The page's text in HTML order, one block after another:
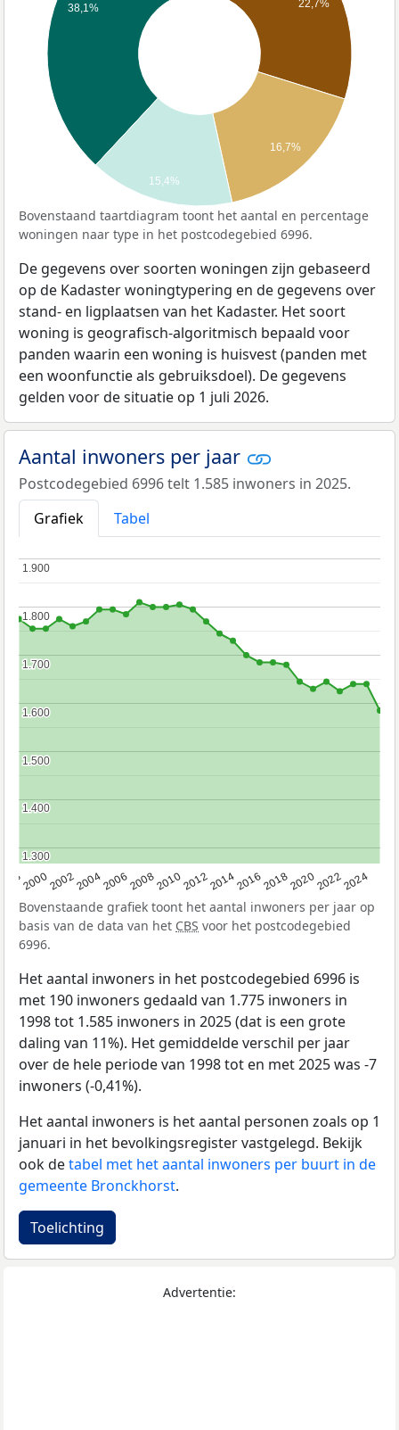
22,7%
16,7%
38,1%
15,4%
Bovenstaand taartdiagram toont het aantal en percentage
woningen naar type in het postcodegebied 6996.
De gegevens over soorten woningen zijn gebaseerd
op de Kadaster woningtypering en de gegevens over
stand- en ligplaatsen van het Kadaster. Het soort
woning is geografisch-algoritmisch bepaald voor
panden waarin een woning is huisvest (panden met
een woonfunctie als gebruiksdoel). De gegevens
gelden voor de situatie op 1 juli 2026.
Aantal inwoners per jaar
Postcodegebied 6996 telt 1.585 inwoners in 2025.
Grafiek
Tabel
2000200220042006200820102012201420162018202020222024
1.300
1.300
1.400
1.400
1.500
1.500
1.600
1.600
1.700
1.700
1.800
1.800
1.900
1.900
Bovenstaande grafiek toont het aantal inwoners per jaar op
basis van de data van het CBS voor het postcodegebied
6996.
Het aantal inwoners in het postcodegebied 6996 is
met 190 inwoners gedaald van 1.775 inwoners in
1998 tot 1.585 inwoners in 2025 (dat is een grote
daling van 11%). Het gemiddelde verschil per jaar
over de hele periode van 1998 tot en met 2025 was -7
inwoners (-0,41%).
Het aantal inwoners is het aantal personen zoals op 1
januari in het bevolkingsregister vastgelegd. Bekijk
ook detabel met het aantal inwoners per buurt in de
gemeente Bronckhorst.
Toelichting
Advertentie: